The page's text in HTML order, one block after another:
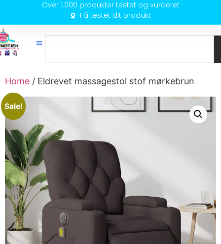
Over 1.000 produkter testet og vurderet
Få testet dit produkt
Home / Eldrevet massagestol stof mørkebrun
Sale!